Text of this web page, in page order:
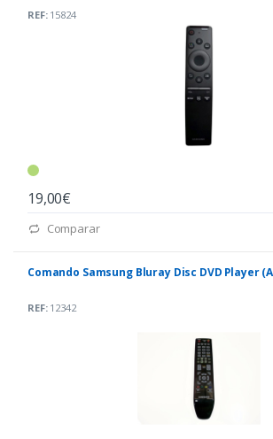
REF:15824
19,00€
Comparar
Comando Samsung Bluray Disc DVD Player
REF:12342